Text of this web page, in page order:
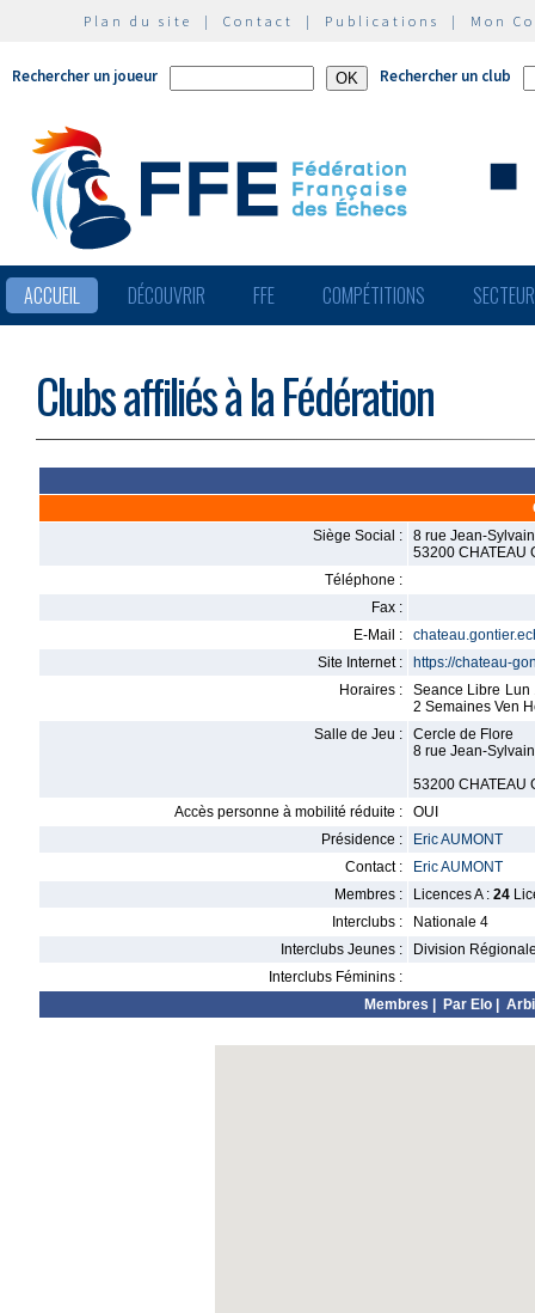
Plan du site | Contact | Publications | Mon
Rechercher un joueur Rechercher un club
ACCUEIL DÉCOUVRIR FFE COMPÉTITIONS
Clubs affiliés à la Fédération
Siège Social :
8 rue Jean-
53200 CHATEAU
Téléphone :
Fax :
E-Mail :
Site Internet :
https://chateau-
Horaires :
Seance Libre Lun
2 Semaines Ven
Salle de Jeu :
Cercle de Flore
8 rue Jean-
53200 CHATEAU
Accès personne à mobilité réduite :
OUI
Présidence :
Eric AUMONT
Contact :
Eric AUMONT
Membres :
Licences A : 24
Interclubs :
Nationale 4
Interclubs Jeunes :
Division
Interclubs Féminins :
Membres
Par Elo